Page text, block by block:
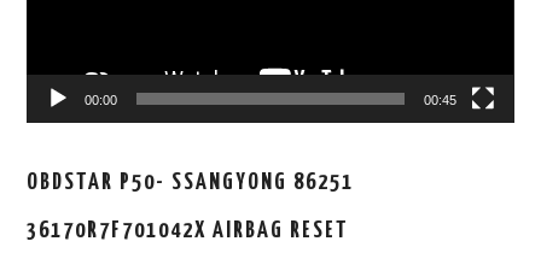
00:00 00:45
OBDSTAR P50- SSANGYONG 86251
36170R7F701042X AIRBAG RESET